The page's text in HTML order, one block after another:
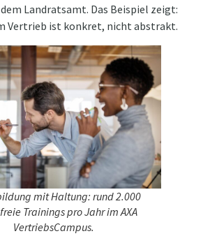
Landratsamt. Das Beispiel zeigt:
Vertrieb ist konkret, nicht abstrakt.
mit Haltung: rund 2.000
Trainings pro Jahr im AXA
VertriebsCampus.